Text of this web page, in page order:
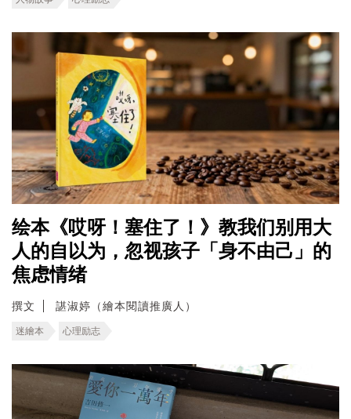
绘本《哎呀！塞住了！》教我们别用大
人的自以为，忽视孩子「身不由己」的
焦虑情绪
撰文 諶淑婷（繪本閱讀推廣人）
迷繪本 心理励志